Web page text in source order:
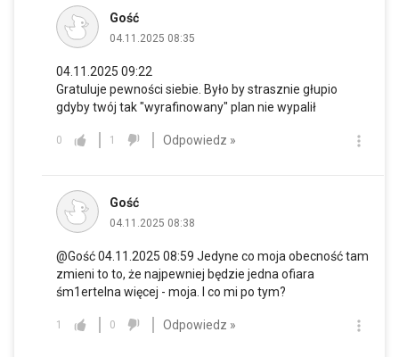
Gość
04.11.2025 08:35
04.11.2025 09:22
Gratuluje pewności siebie. Było by strasznie głupio
gdyby twój tak "wyrafinowany" plan nie wypalił
0 1 Odpowiedz »
Gość
04.11.2025 08:38
@Gość 04.11.2025 08:59 Jedyne co moja obecność tam
zmieni to to, że najpewniej będzie jedna ofiara
śm1ertelna więcej - moja. I co mi po tym?
1 0 Odpowiedz »